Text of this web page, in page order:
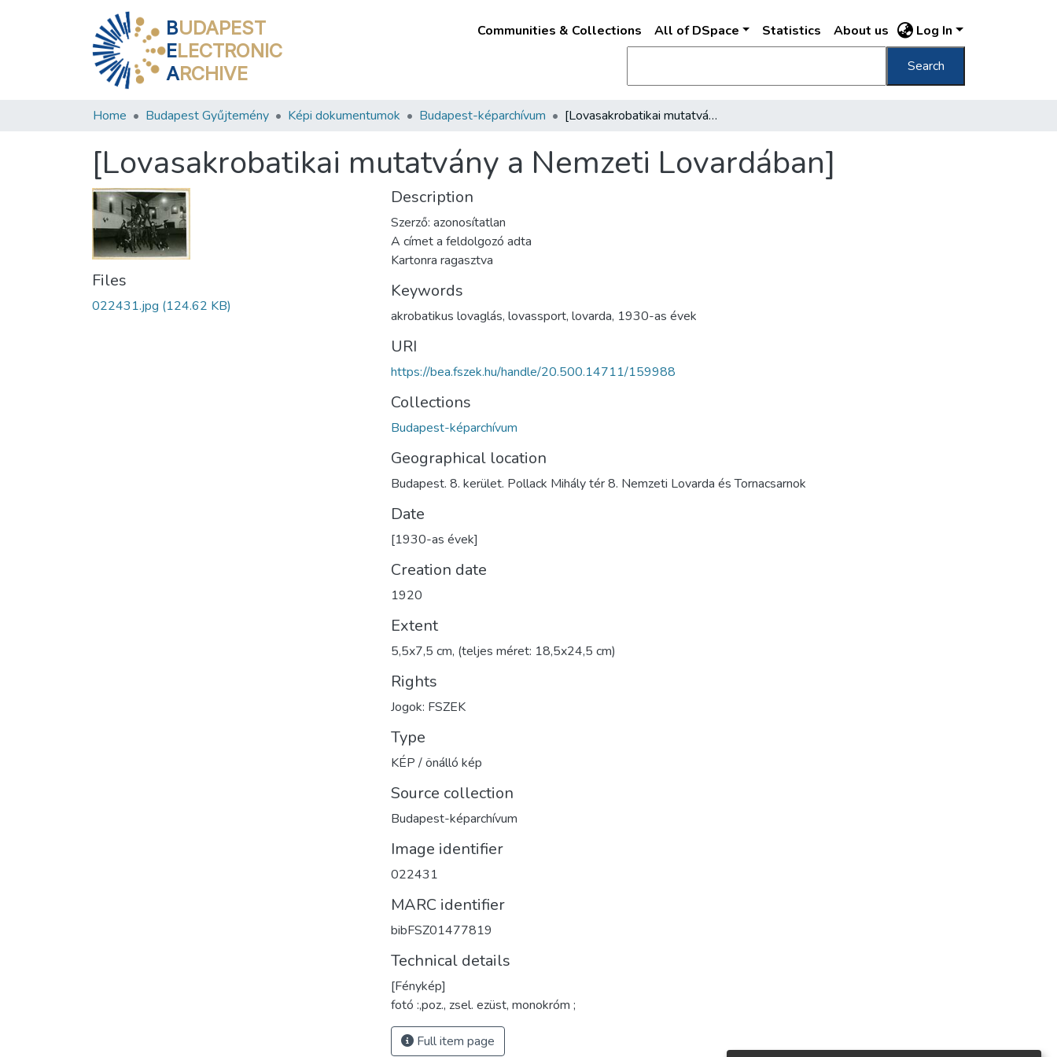
BUDAPEST
ELECTRONIC
ARCHIVE
Communities & Collections All of DSpace Statistics About us Log In
Search
Home Budapest Gyűjtemény Képi dokumentumok Budapest-képarchívum [Lovasakrobatikai mutatvány a Nemzeti Lovardában]
[Lovasakrobatikai mutatvány a Nemzeti Lovardában]
Files
022431.jpg (124.62 KB)
Description
Szerző: azonosítatlan
A címet a feldolgozó adta
Kartonra ragasztva
Keywords
akrobatikus lovaglás, lovassport, lovarda, 1930-as évek
URI
https://bea.fszek.hu/handle/20.500.14711/159988
Collections
Budapest-képarchívum
Geographical location
Budapest. 8. kerület. Pollack Mihály tér 8. Nemzeti Lovarda és Tornacsarnok
Date
[1930-as évek]
Creation date
1920
Extent
5,5x7,5 cm, (teljes méret: 18,5x24,5 cm)
Rights
Jogok: FSZEK
Type
KÉP / önálló kép
Source collection
Budapest-képarchívum
Image identifier
022431
MARC identifier
bibFSZ01477819
Technical details
[Fénykép]
fotó :,poz., zsel. ezüst, monokróm ;
Full item page